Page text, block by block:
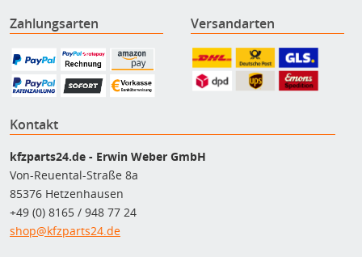
Zahlungsarten Versandarten
Kontakt
kfzparts24.de - Erwin Weber GmbH
Von-Reuental-Straße 8a
85376 Hetzenhausen
+49 (0) 8165 / 948 77 24
shop@kfzparts24.de